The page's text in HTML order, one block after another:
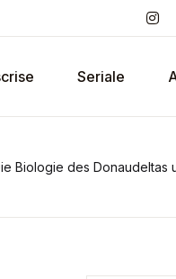
Seriale
Biologie des Donaudeltas und